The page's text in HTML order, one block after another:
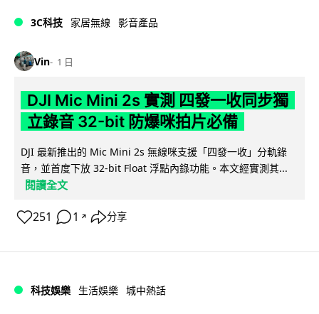
3C科技 家居無線 影音產品
Vin 1 日
DJI Mic Mini 2s 實測 四發一收同步獨
立錄音 32-bit 防爆咪拍片必備
DJI 最新推出的 Mic Mini 2s 無線咪支援「四發一收」分軌錄
音，並首度下放 32-bit Float 浮點內錄功能。本文經實測其...
閱讀全文
251 1 ↗ 分享
科技娛樂 生活娛樂 城中熱話